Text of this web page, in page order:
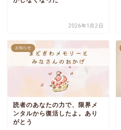
2026年1月2日
お知らせ
読者のあなたの力で、限界メ
ンタルから復活したよ。あり
がとう